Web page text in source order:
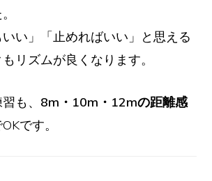
いい」「止めればいい」と思える
リズムが良くなります。
も、 8m・10m・12mの距離感
です。